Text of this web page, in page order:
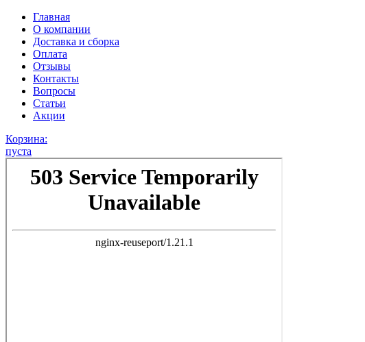
Главная
О компании
Доставка и сборка
Оплата
Отзывы
Контакты
Вопросы
Статьи
Акции
Корзина:
пуста